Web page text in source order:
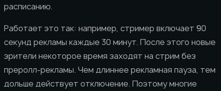
расписанию.
Работает это так: например, стример включает 90
секунд рекламы каждые 30 минут. После этого новые
зрители некоторое время заходят на стрим без
преролл-рекламы. Чем длиннее рекламная пауза, тем
дольше действует отключение. Поэтому многие